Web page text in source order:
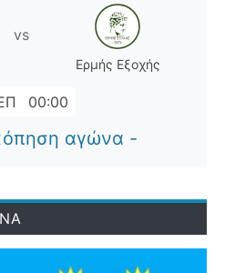
vs
Ερμής Εξοχής
00:00
αγώνα -